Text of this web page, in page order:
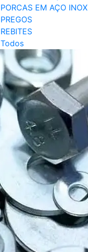
PORCAS EM AÇO INOX
PREGOS
REBITES
Todos